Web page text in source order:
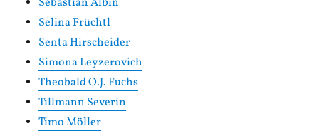
Selina Früchtl
Senta Hirscheider
Simona Leyzerovich
Theobald O.J. Fuchs
Tillmann Severin
Timo Möller